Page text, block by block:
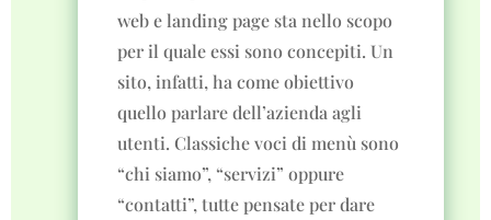
web e landing page sta nello scopo
per il quale essi sono concepiti. Un
sito, infatti, ha come obiettivo
quello parlare dell’azienda agli
utenti. Classiche voci di menù sono
“chi siamo”, “servizi” oppure
“contatti”, tutte pensate per dare